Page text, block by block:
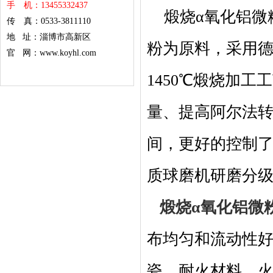
手 机：13455332437
传 真：0533-3811110
地 址：淄博市高新区
官 网：www.koyhl.com
煅烧α氧化铝微
粉为原料，采用
1450℃煅烧加工
量、提高阿尔法
间，更好的控制
质球磨机研磨分
煅烧α氧化铝微
布均匀和流动性